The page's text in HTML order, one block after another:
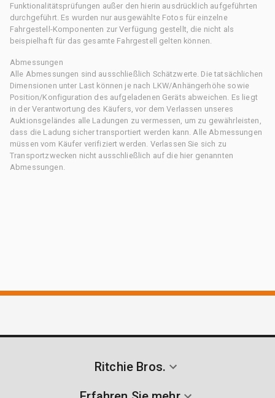
Funktionalitätsprüfungen außer den hierin ausdrücklich aufgeführten
durchgeführt. Es wurden nur ausgewählte Fotos für einzelne
Fahrgestell-Komponenten zur Verfügung gestellt, die nicht als
beispielhaft für das gesamte Fahrgestell gelten können.
Abmessungen
Alle Abmessungen sind ausschließlich Schätzwerte. Die tatsächlichen
Dimensionen unter Last können je nach LKW/Anhängerhöhe sowie
Position/Konfiguration des aufgeladenen Geräts abweichen. Es liegt
in der Verantwortung des Käufers, vor dem Verlassen unseres
Auktionsgeländes alle Ladungen zu vermessen, um zu gewährleisten,
dass die Ladung sicher transportiert werden kann. Alle Abmessungen
müssen vom Käufer verifiziert werden. Verlassen Sie sich zu
Transportzwecken nicht ausschließlich auf die hier genannten
Abmessungen.
Ritchie Bros.